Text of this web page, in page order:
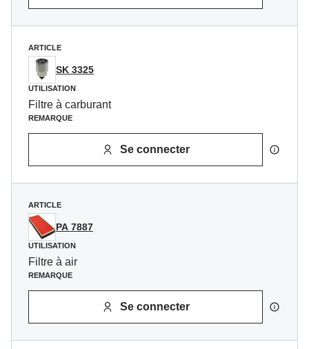
ARTICLE
SK 3325
UTILISATION
Filtre à carburant
REMARQUE
Se connecter
ARTICLE
PA 7887
UTILISATION
Filtre à air
REMARQUE
Se connecter